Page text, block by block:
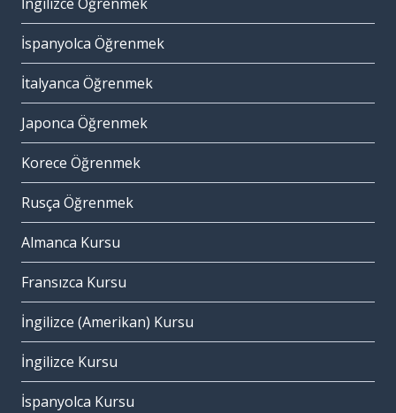
İspanyolca Öğrenmek
İtalyanca Öğrenmek
Japonca Öğrenmek
Korece Öğrenmek
Rusça Öğrenmek
Almanca Kursu
Fransızca Kursu
İngilizce (Amerikan) Kursu
İngilizce Kursu
İspanyolca Kursu